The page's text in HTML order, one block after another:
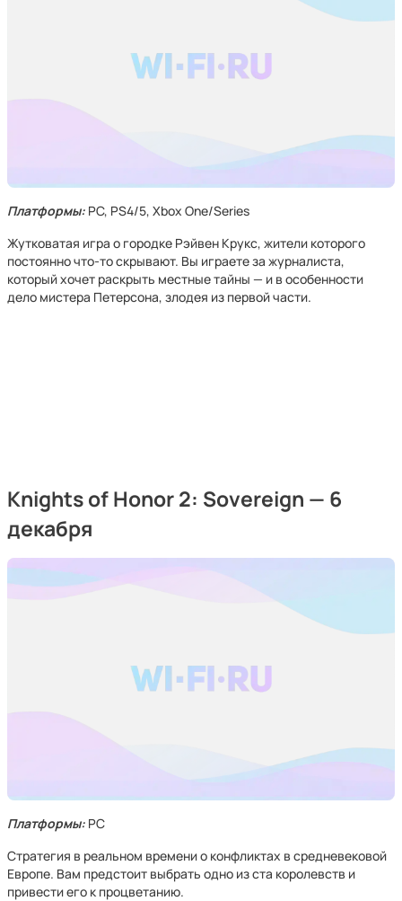
Платформы: PC, PS4/5, Xbox One/Series
Жутковатая игра о городке Рэйвен Крукс, жители которого
постоянно что-то скрывают. Вы играете за журналиста,
который хочет раскрыть местные тайны — и в особенности
дело мистера Петерсона, злодея из первой части.
Knights of Honor 2: Sovereign — 6
декабря
Платформы: PC
Стратегия в реальном времени о конфликтах в средневековой
Европе. Вам предстоит выбрать одно из ста королевств и
привести его к процветанию.